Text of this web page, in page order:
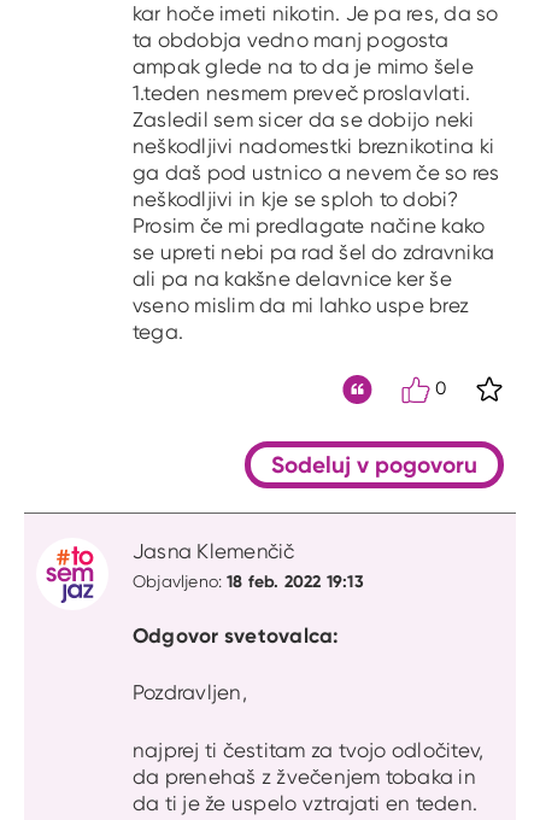
kar hoče imeti nikotin. Je pa res, da so
ta obdobja vedno manj pogosta
ampak glede na to da je mimo šele
1.teden nesmem preveč proslavlati.
Zasledil sem sicer da se dobijo neki
neškodljivi nadomestki breznikotina ki
ga daš pod ustnico a nevem če so res
neškodljivi in kje se sploh to dobi?
Prosim če mi predlagate načine kako
se upreti nebi pa rad šel do zdravnika
ali pa na kakšne delavnice ker še
vseno mislim da mi lahko uspe brez
tega.
0
Sodeluj v pogovoru
Jasna Klemenčič
Objavljeno:18 feb. 2022 19:13
Odgovor svetovalca:
Pozdravljen,
najprej ti čestitam za tvojo odločitev,
da prenehaš z žvečenjem tobaka in
da ti je že uspelo vztrajati en teden.